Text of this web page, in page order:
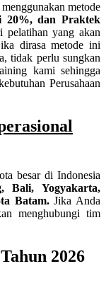
metode
20%, dan Praktek
pelatihan yang akan
dirasa metode ini
tidak perlu sungkan
kami sehingga
Perusahaan
besar di Indonesia
Bali, Yogyakarta,
Batam.Jika Anda
menghubungi tim
2026